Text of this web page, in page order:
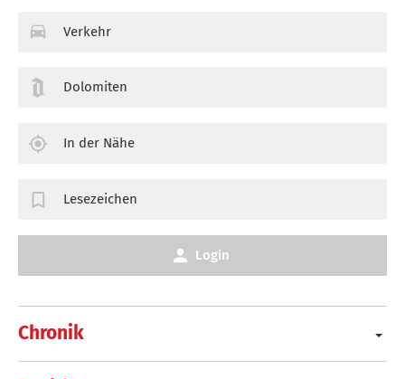
Chronik
Verkehr
Dolomiten
In der Nähe
Lesezeichen
Login